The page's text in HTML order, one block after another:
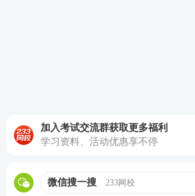
算截止日期为报名当年年底12月
要求是指经国家教育行政部门承
关专业年限。
加入考试交流群获取更多福利
学习资料、活动优惠享不停
微信搜一搜 233网校